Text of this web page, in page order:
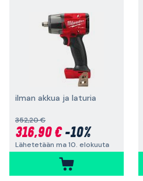
ilman akkua ja laturia
352,20 €
316,90 €-10%
Lähetetään ma 10. elokuuta